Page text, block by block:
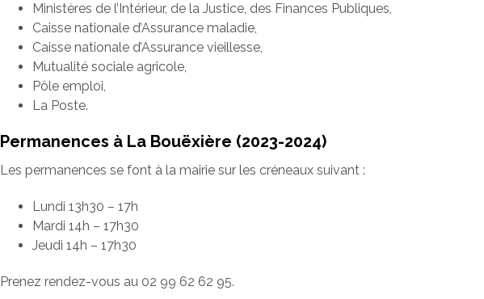
Ministères de l’Intérieur, de la Justice, des Finances Publiques,
Caisse nationale d’Assurance maladie,
Caisse nationale d’Assurance vieillesse,
Mutualité sociale agricole,
Pôle emploi,
La Poste.
Permanences à La Bouëxière (2023-2024)
Les permanences se font à la mairie sur les créneaux suivant :
Lundi 13h30 – 17h
Mardi 14h – 17h30
Jeudi 14h – 17h30
Prenez rendez-vous au 02 99 62 62 95.